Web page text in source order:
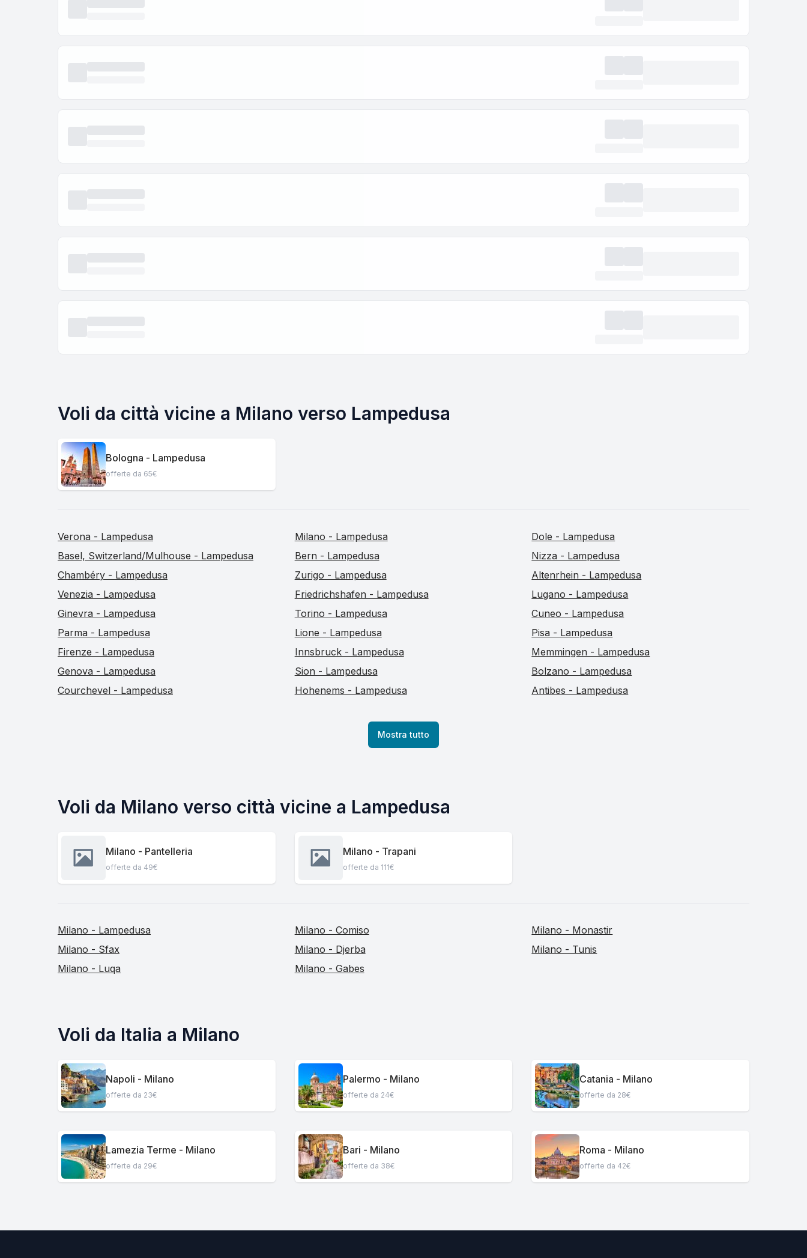
Voli da città vicine a Milano verso Lampedusa
Bologna - Lampedusa
offerte da 65€
Verona - Lampedusa Milano - Lampedusa
Dole - Lampedusa
Basel, Switzerland/Mulhouse - Lampedusa
Bern - Lampedusa
Nizza - Lampedusa
Chambéry - Lampedusa
Zurigo - Lampedusa
Altenrhein - Lampedusa
Venezia - Lampedusa
Friedrichshafen - Lampedusa
Lugano - Lampedusa
Ginevra - Lampedusa
Torino - Lampedusa
Cuneo - Lampedusa
Parma - Lampedusa
Lione - Lampedusa
Pisa - Lampedusa
Firenze - Lampedusa
Innsbruck - Lampedusa
Memmingen - Lampedusa
Genova - Lampedusa
Sion - Lampedusa
Bolzano - Lampedusa
Courchevel - Lampedusa
Hohenems - Lampedusa Antibes - Lampedusa
Mostra tutto
Voli da Milano verso città vicine a Lampedusa
Milano - Pantelleria
offerte da 49€
Milano - Trapani
offerte da 111€
Milano - Lampedusa Milano - Comiso
Milano - Monastir
Milano - Sfax
Milano - Djerba
Milano - Tunis
Milano - Luqa
Milano - Gabes
Voli da Italia a Milano
Napoli - Milano
offerte da 23€
Palermo - Milano
offerte da 24€
Catania - Milano
offerte da 28€
Lamezia Terme - Milano
offerte da 29€
Bari - Milano
offerte da 38€
Roma - Milano
offerte da 42€